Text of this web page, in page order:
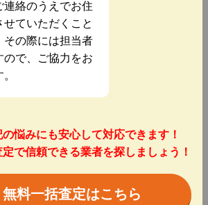
絡のうえでお住
ていただくこと
その際には担当者
で、ご協力をお
悩みにも安心して対応できます！
で信頼できる業者を探しましょう！
無料一括査定はこちら